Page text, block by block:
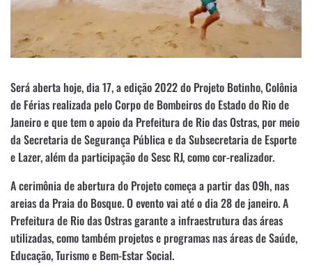
Será aberta hoje, dia 17, a edição 2022 do Projeto Botinho, Colônia
de Férias realizada pelo Corpo de Bombeiros do Estado do Rio de
Janeiro e que tem o apoio da Prefeitura de Rio das Ostras, por meio
da Secretaria de Segurança Pública e da Subsecretaria de Esporte
e Lazer, além da participação do Sesc RJ, como cor-realizador.
A cerimônia de abertura do Projeto começa a partir das 09h, nas
areias da Praia do Bosque. O evento vai até o dia 28 de janeiro. A
Prefeitura de Rio das Ostras garante a infraestrutura das áreas
utilizadas, como também projetos e programas nas áreas de Saúde,
Educação, Turismo e Bem-Estar Social.